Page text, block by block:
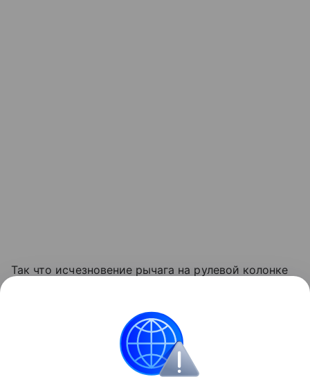
Так что исчезновение рычага на рулевой колонке
перехода от старой логики к современному
электронному управлению автомобилем.